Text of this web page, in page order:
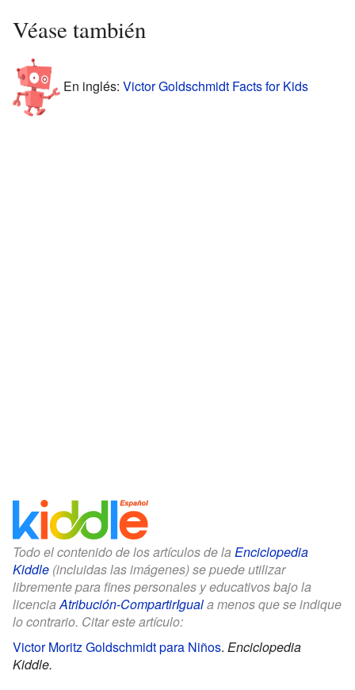
Véase también
En inglés: Victor Goldschmidt Facts for Kids
Todo el contenido de los artículos de la Enciclopedia
Kiddle (incluidas las imágenes) se puede utilizar
libremente para fines personales y educativos bajo la
licenciaAtribución-CompartirIguala menos que se indique
lo contrario. Citar este artículo:
Victor Moritz Goldschmidt para Niños. Enciclopedia
Kiddle.